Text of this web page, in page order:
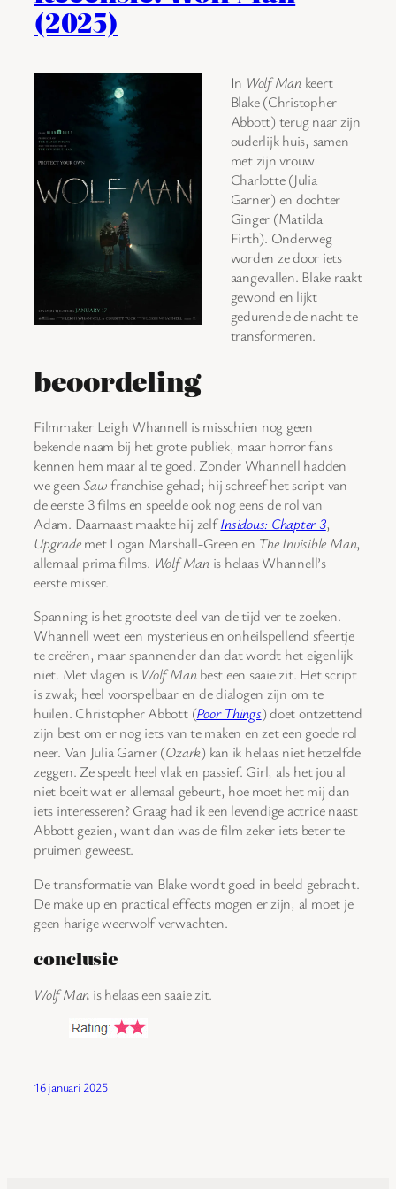
(2025)
In Wolf Mankeert
Blake (Christopher
Abbott) terug naar zijn
ouderlijk huis, samen
met zijn vrouw
Charlotte (Julia
Garner) en dochter
Ginger (Matilda
Firth). Onderweg
worden ze door iets
aangevallen. Blake raakt
gewond en lijkt
gedurende de nacht te
transformeren.
beoordeling
Filmmaker Leigh Whannell is misschien nog geen
bekende naam bij het grote publiek, maar horror fans
kennen hem maar al te goed. Zonder Whannell hadden
we geenSawfranchise gehad; hij schreef het script van
de eerste 3 films en speelde ook nog eens de rol van
Adam. Daarnaast maakte hij zelfInsidous: Chapter 3,
Upgrademet Logan Marshall-Green en The Invisible Man,
allemaal prima films. Wolf Manis helaas Whannell’s
eerste misser.
Spanning is het grootste deel van de tijd ver te zoeken.
Whannell weet een mysterieus en onheilspellend sfeertje
te creëren, maar spannender dan dat wordt het eigenlijk
niet. Met vlagen is Wolf Manbest een saaie zit. Het script
is zwak; heel voorspelbaar en de dialogen zijn om te
huilen. Christopher Abbott (Poor Things) doet ontzettend
zijn best om er nog iets van te maken en zet een goede rol
neer. Van Julia Garner (Ozark) kan ik helaas niet hetzelfde
zeggen. Ze speelt heel vlak en passief. Girl, als het jou al
niet boeit wat er allemaal gebeurt, hoe moet het mij dan
iets interesseren? Graag had ik een levendige actrice naast
Abbott gezien, want dan was de film zeker iets beter te
pruimen geweest.
De transformatie van Blake wordt goed in beeld gebracht.
De make up en practical effects mogen er zijn, al moet je
geen harige weerwolf verwachten.
conclusie
Wolf Man is helaas een saaie zit.
16 januari 2025